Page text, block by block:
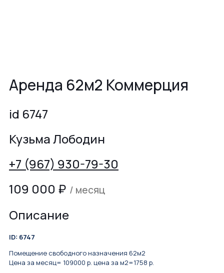
Аренда 62м2 Коммерция
id 6747
Кузьма Лободин
+7 (967) 930-79-30
109 000 ₽ / месяц
Описание
ID: 6747
Помещение свободного назначения 62м2
Цена за месяц= 109000 р. цена за м2=1758 р.